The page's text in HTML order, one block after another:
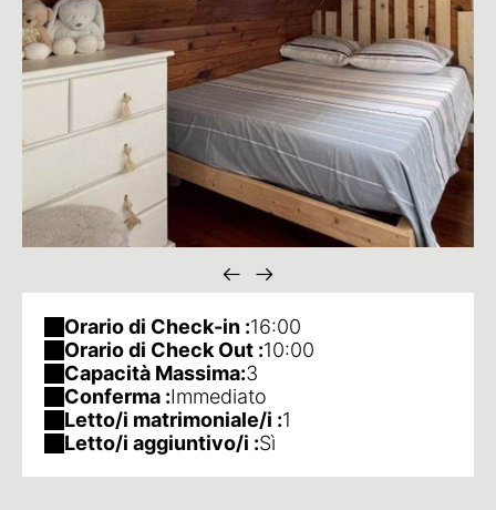
Orario di Check-in :16:00
Orario di Check Out :10:00
Capacità Massima:3
Conferma :Immediato
Letto/i matrimoniale/i :1
Letto/i aggiuntivo/i :Sì